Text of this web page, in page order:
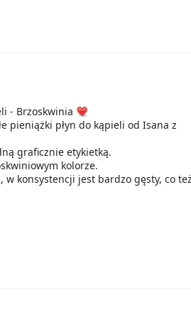
- Brzoskwinia
pieniążki płyn do kąpieli od Isana z
graficznie etykietką.
kolorze.
w konsystencji jest bardzo gęsty, co też
także wyczuwalny w wodzie podczas
piany.
naszą skórę pod czas kąpieli.
balsamu po kąpieli użyć
umila czas podczas kąpieli, a